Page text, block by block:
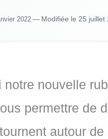
2022— Modi­fiée le 25 juillet
notre nouvelle
permettre de
autour